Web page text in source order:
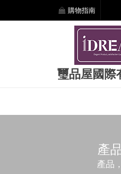
購物指南
璽品屋國際
產
產品，